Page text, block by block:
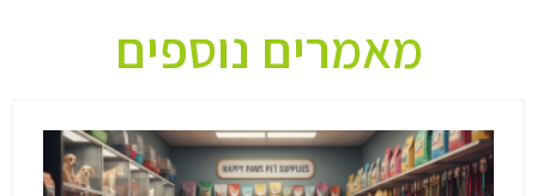
מאמרים נוספים